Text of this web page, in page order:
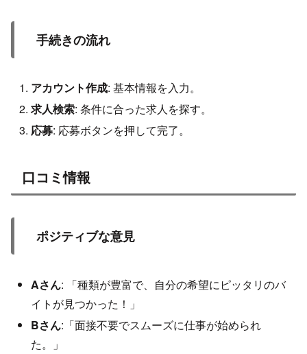
手続きの流れ
アカウント作成: 基本情報を入力。
求人検索: 条件に合った求人を探す。
応募: 応募ボタンを押して完了。
口コミ情報
ポジティブな意見
Aさん: 「種類が豊富で、自分の希望にピッタリのバ
イトが見つかった！」
Bさん:「面接不要でスムーズに仕事が始められ
た。」